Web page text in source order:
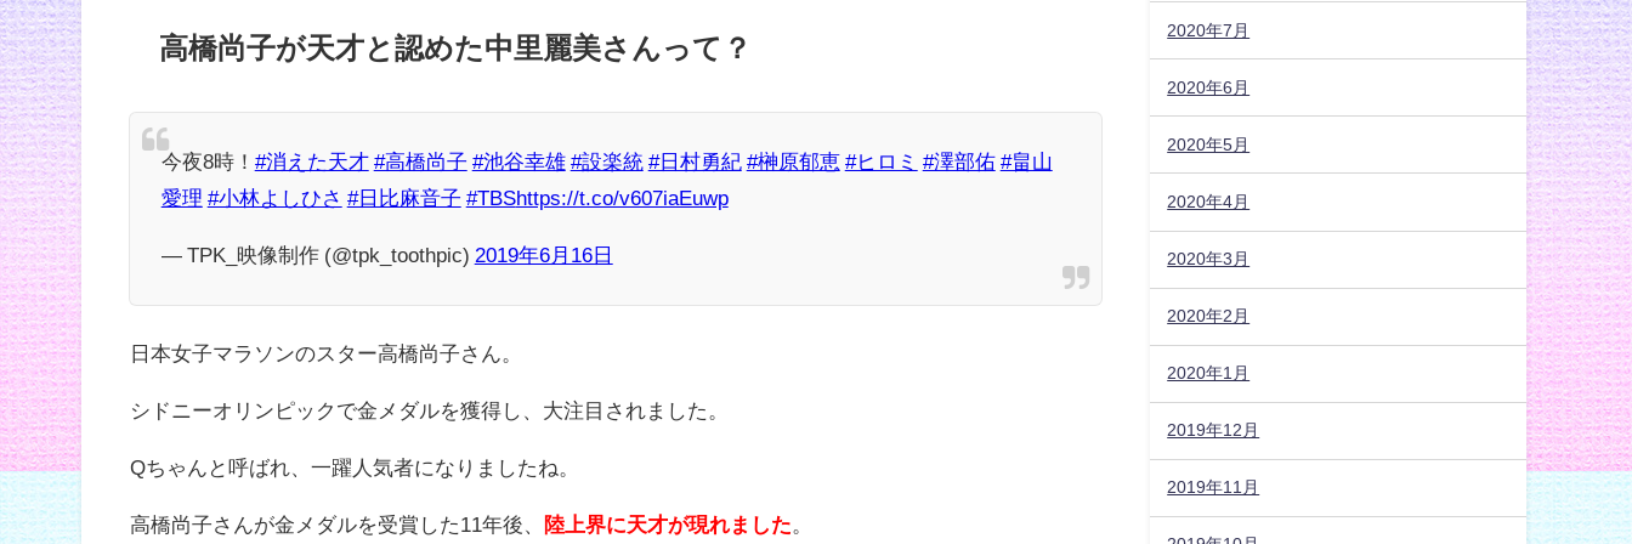
高橋尚子が天才と認めた中里麗美さんって？
今夜8時！ #消えた天才 #高橋尚子 #池谷幸雄 #設楽統 #日村勇紀 #榊原郁恵 #ヒロミ #澤部佑 #畠山
愛理 #小林よしひさ #日比麻音子 #TBShttps://t.co/v607iaEuwp
— TPK_映像制作 (@tpk_toothpic) 2019年6月16日
日本女子マラソンのスター高橋尚子さん。
シドニーオリンピックで金メダルを獲得し、大注目されました。
Qちゃんと呼ばれ、一躍人気者になりましたね。
高橋尚子さんが金メダルを受賞した11年後、 陸上界に天才が現れました
2020年7月
2020年6月
2020年5月
2020年4月
2020年3月
2020年2月
2020年1月
2019年12月
2019年11月